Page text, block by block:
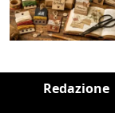
Redazione